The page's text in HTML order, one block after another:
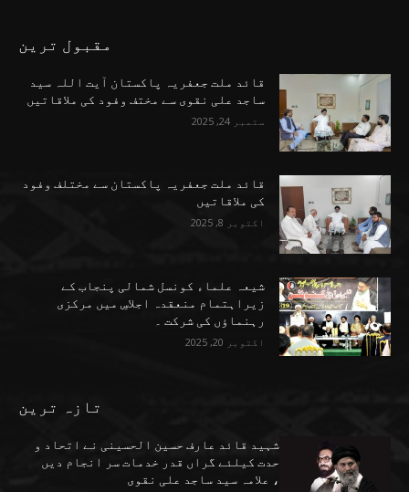
مقبول ترین
قائد ملت جعفریہ پاکستان آیت اللہ سید
ساجد علی نقوی سے مختف وفود کی ملاقاتیں
ستمبر 24, 2025
قائد ملت جعفریہ پاکستان سے مختلف وفود
کی ملاقاتیں
اکتوبر 8, 2025
شیعہ علماء کونسل شمالی پنجاب کے
زیراہتمام منعقدہ اجلاسِ میں مرکزی
رہنماؤں کی شرکت ۔
اکتوبر 20, 2025
تازہ ترین
شہید قائد عارف حسین الحسینی نے اتحاد و
حدت کیلئے گراں قدر خدمات سر انجام دیں
، علامہ سید ساجد علی نقوی